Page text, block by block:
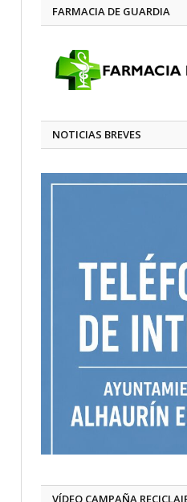
FARMACIA DE GUARDIA
NOTICIAS BREVES
VÍDEO CAMPAÑA